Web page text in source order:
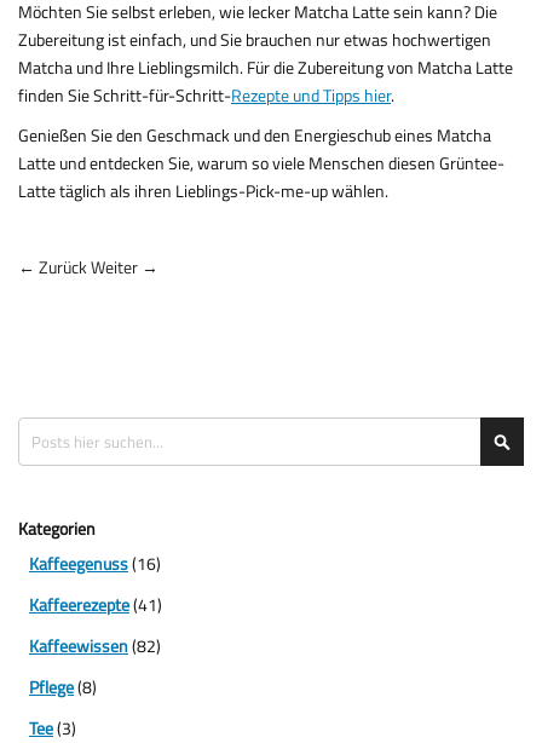
Möchten Sie selbst erleben, wie lecker Matcha Latte sein kann? Die
Zubereitung ist einfach, und Sie brauchen nur etwas hochwertigen
Matcha und Ihre Lieblingsmilch. Für die Zubereitung von Matcha Latte
finden Sie Schritt-für-Schritt-Rezepte und Tipps hier.
Genießen Sie den Geschmack und den Energieschub eines Matcha
Latte und entdecken Sie, warum so viele Menschen diesen Grüntee-
Latte täglich als ihren Lieblings-Pick-me-up wählen.
← ZurückWeiter →
Suche
Kategorien
Kaffeegenuss(16)
Kaffeerezepte(41)
Kaffeewissen(82)
Pflege(8)
Tee(3)